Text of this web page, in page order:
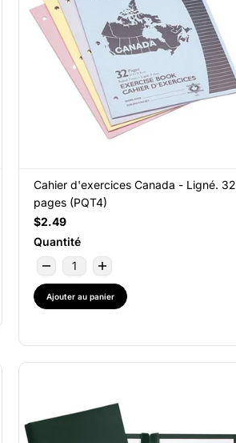
Cahier d'exercices Canada - Ligné. 32
pages (PQT4)
$2.49
Quantité
Ajouter au panier